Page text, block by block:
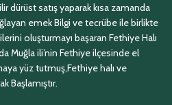
dürüst satış yaparak kısa zamanda
emek Bilgi ve tecrübe ile birlikte
oluşturmayı başaran Fethiye Halı
Muğla ili’nin Fethiye ilçesinde el
yüz tutmuş,Fethiye halı ve
Başlamıştır.